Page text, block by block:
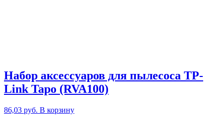
Набор аксессуаров для пылесоса TP-
Link Tapo (RVA100)
86,03 руб. В корзину